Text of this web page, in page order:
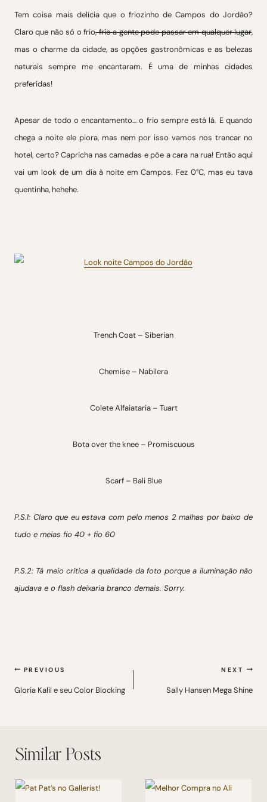
Tem coisa mais delícia que o friozinho de Campos do Jordão?
Claro que não só o frio, frio a gente pode passar em qualquer lugar,
mas o charme da cidade, as opções gastronômicas e as belezas
naturais sempre me encantaram. É uma de minhas cidades
preferidas!
Apesar de todo o encantamento… o frio sempre está lá. E quando
chega a noite ele piora, mas nem por isso vamos nos trancar no
hotel, certo? Capricha nas camadas e põe a cara na rua! Então aqui
vai um look de um dia à noite em Campos. Fez 0°C, mas eu tava
quentinha, hehehe.
Trench Coat – Siberian
Chemise – Nabilera
Colete Alfaiataria – Tuart
Bota over the knee – Promiscuous
Scarf – Bali Blue
P.S.1: Claro que eu estava com pelo menos 2 malhas por baixo de
tudo e meias fio 40 + fio 60
P.S.2: Tá meio crítica a qualidade da foto porque a iluminação não
ajudava e o flash deixaria branco demais. Sorry.
Navegação
de
PREVIOUS
Gloria Kalil e seu Color Blocking
NEXT
Sally Hansen Mega Shine
Similar Posts